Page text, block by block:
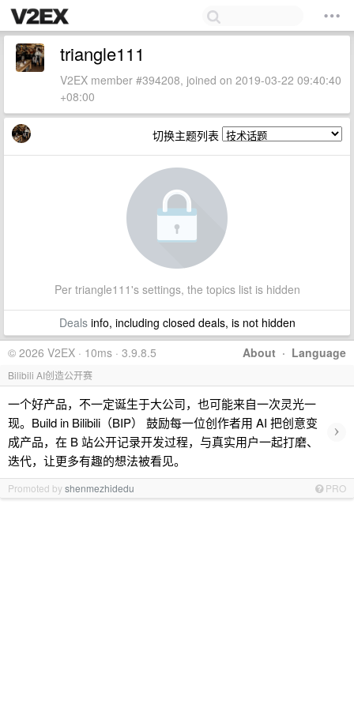
triangle111
V2EX member #394208, joined on 2019-03-22 09:40:40
+08:00
切换主题列表
Per triangle111's settings, the topics list is hidden
Dealsinfo, including closed deals, is not hidden
About · Language
© 2026 V2EX · 10ms · 3.9.8.5
Bilibili AI创造公开赛
一个好产品，不一定诞生于大公司，也可能来自一次灵光一
现。Build in Bilibili（BIP） 鼓励每一位创作者用 AI 把创意变
成产品，在 B 站公开记录开发过程，与真实用户一起打磨、
迭代，让更多有趣的想法被看见。
›
Promoted byshenmezhidedu PRO